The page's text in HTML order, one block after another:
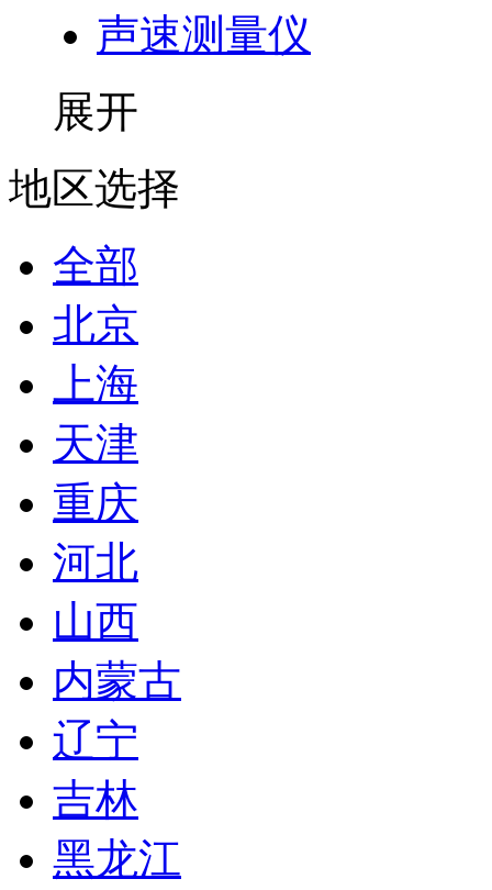
声速测量仪
展开
地区选择
全部
北京
上海
天津
重庆
河北
山西
内蒙古
辽宁
吉林
黑龙江